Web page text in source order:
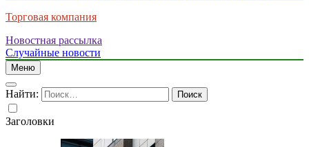
Торговая компания
Новостная рассылка
Случайные новости
Меню
Найти:
Заголовки